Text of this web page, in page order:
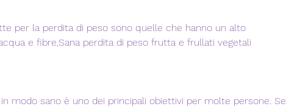
per la perdita di peso sono quelle che hanno un alto
e fibre,Sana perdita di peso frutta e frullati vegetali
modo sano è uno dei principali obiettivi per molte persone. Se